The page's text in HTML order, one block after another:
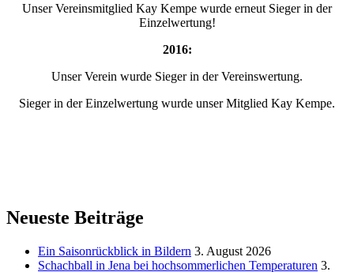
Unser Vereinsmitglied Kay Kempe wurde erneut Sieger in der
Einzelwertung!
2016:
Unser Verein wurde Sieger in der Vereinswertung.
Sieger in der Einzelwertung wurde unser Mitglied Kay Kempe.
Neueste Beiträge
Ein Saisonrückblick in Bildern 3. August 2026
Schachball in Jena bei hochsommerlichen Temperaturen 3.